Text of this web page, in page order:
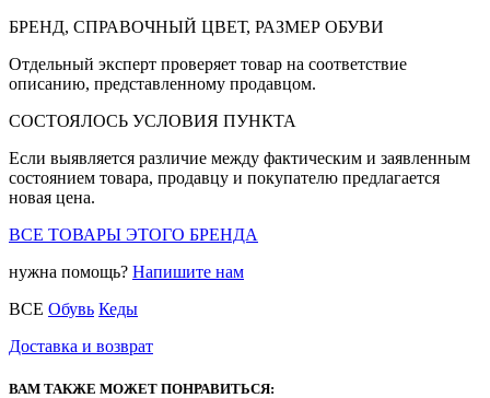
БРЕНД, СПРАВОЧНЫЙ ЦВЕТ, РАЗМЕР ОБУВИ
Отдельный эксперт проверяет товар на соответствие
описанию, представленному продавцом.
СОСТОЯЛОСЬ УСЛОВИЯ ПУНКТА
Если выявляется различие между фактическим и заявленным
состоянием товара, продавцу и покупателю предлагается
новая цена.
ВСЕ ТОВАРЫ ЭТОГО БРЕНДА
нужна помощь? Напишите нам
ВСЕ Обувь Кеды
Доставка и возврат
ВАМ ТАКЖЕ МОЖЕТ ПОНРАВИТЬСЯ: